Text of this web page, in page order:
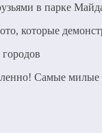
в парке
Самые милые